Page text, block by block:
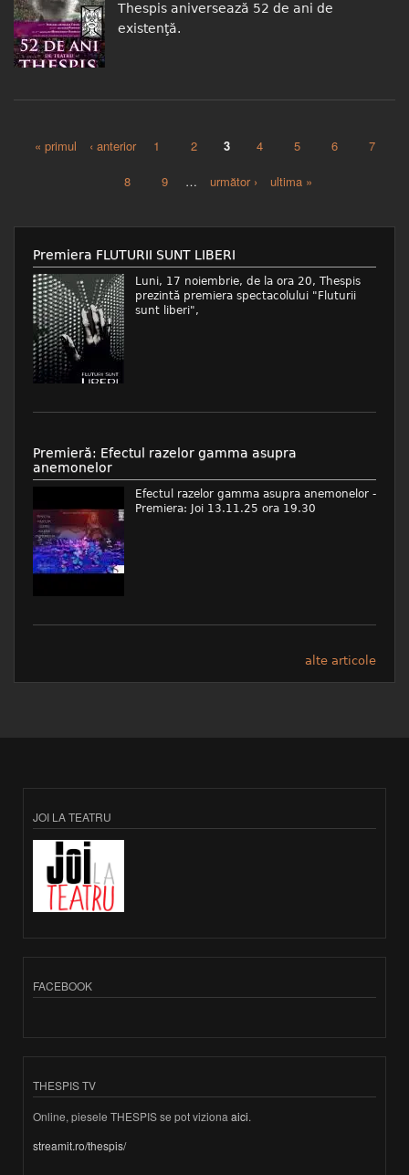
Thespis aniversează 52 de ani de
existenţă.
Pagini
« primul ‹ anterior 1 2 3 4 5 6 7
8 9 … următor › ultima »
Premiera FLUTURII SUNT LIBERI
Luni, 17 noiembrie, de la ora 20, Thespis
prezintă premiera spectacolului "Fluturii
sunt liberi",
Premieră: Efectul razelor gamma asupra
anemonelor
Efectul razelor gamma asupra anemonelor -
Premiera: Joi 13.11.25 ora 19.30
alte articole
JOI LA TEATRU
FACEBOOK
THESPIS TV
Online, piesele THESPIS se pot viziona aici.
streamit.ro/thespis/